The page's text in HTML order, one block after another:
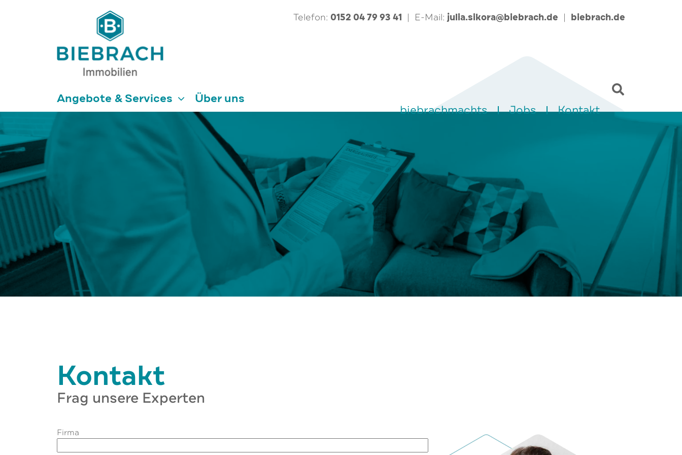
Telefon: 0152 04 79 93 41 | E-Mail: julia.sikora@biebrach.de | biebrach.de
Angebote & Services Über uns
biebrachmachts Jobs Kontakt
Kontakt
Frag unsere Experten
Firma